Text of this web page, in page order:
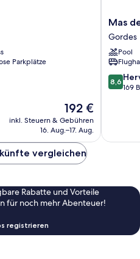
Parkplätze
Der
Preis
beträgt
192 €
inkl. Steuern & Gebühren
16. Aug.–17. Aug.
Mas
des
The
Relais
Gordes
Mas
Gordes
Pool
8.6
von
8,6
169
vergleichen
Rabatte und Vorteile
für noch mehr Abenteuer!
registrieren